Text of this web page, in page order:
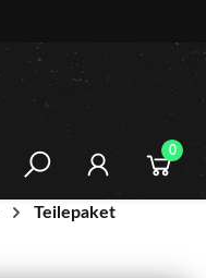
0
Teilepaket